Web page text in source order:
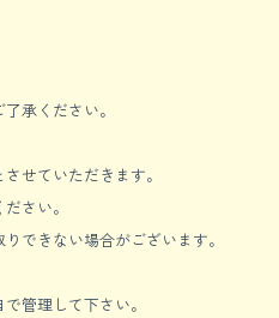
承ください。
せていただきます。
さい。
できない場合がございます。
管理して下さい。